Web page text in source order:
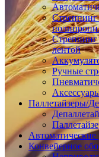
Стреппинг
лентой
Ручные
Паллетайзеры/
Конвейерное